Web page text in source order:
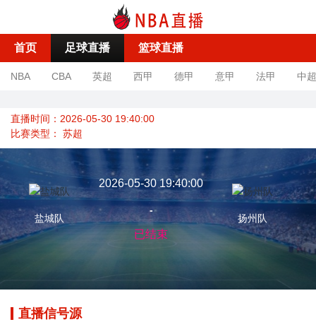
首页 足球直播 篮球直播
NBA CBA 英超 西甲 德甲 意甲 法甲 中超
直播时间：2026-05-30 19:40:00
比赛类型： 苏超
盐城队
2026-05-30 19:40:00
-
已结束
扬州队
直播信号源